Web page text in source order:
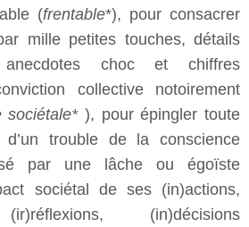
(frentable*), pour consacrer
mille petites touches, détails
anecdotes choc et chiffres
collective notoirement
sociétale*), pour épingler toute
d’un trouble de la conscience
par une lâche ou égoïste
sociétal de ses (in)actions,
(in)décisions